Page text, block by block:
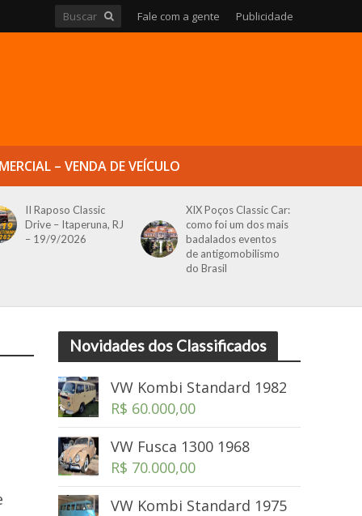
Fale com a gente Publicidade
– VENDA DE VEÍCULO
II Raposo Classic
Drive – Itaperuna, RJ
– 19/9/2026
XIX Poços Classic Car:
como foi um dos mais
badalados eventos
de antigomobilismo
do Brasil
Novidades dos Classificados
VW Kombi Standard 1982
R$ 60.000,00
VW Fusca 1300 1968
R$ 70.000,00
VW Kombi Standard 1975